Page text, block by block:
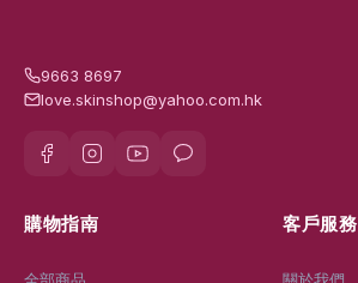
9663 8697
love.skinshop@yahoo.com.hk
購物指南 客戶服務